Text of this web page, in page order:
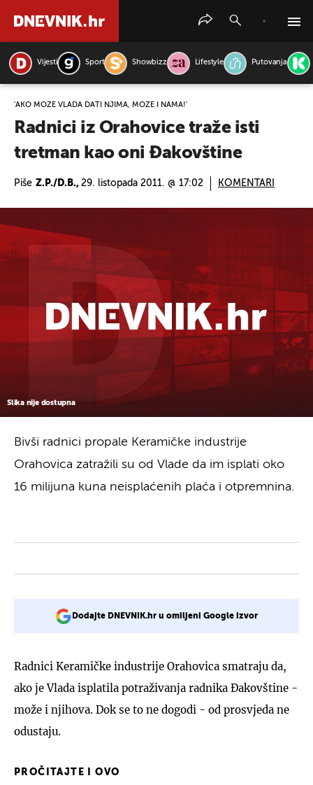
Vijesti Sport Showbizz Lifestyle Putovanja
'AKO MOŽE VLADA DATI NJIMA, MOŽE I NAMA!'
Radnici iz Orahovice traže isti
tretman kao oni Đakovštine
Piše Z.P./D.B., 29. listopada 2011. @ 17:02 KOMENTARI
Slika nije dostupna
Bivši radnici propale Keramičke industrije
Orahovica zatražili su od Vlade da im isplati oko
16 milijuna kuna neisplaćenih plaća i otpremnina.
Dodajte DNEVNIK.hr u omiljeni Google izvor
Radnici Keramičke industrije Orahovica smatraju da,
ako je Vlada isplatila potraživanja radnika Đakovštine -
može i njihova. Dok se to ne dogodi - od prosvjeda ne
odustaju.
PROČITAJTE I OVO
PRETRAŽITE VIJESTI